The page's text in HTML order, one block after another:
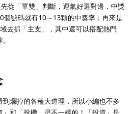
從「單雙」判斷，運氣好選對邊，中獎
個號碼就有10～13顆的中獎率；再來是
去抓「主支」，其中還可以搭配熱門
爛掉的各種大道理，所以小編也不多